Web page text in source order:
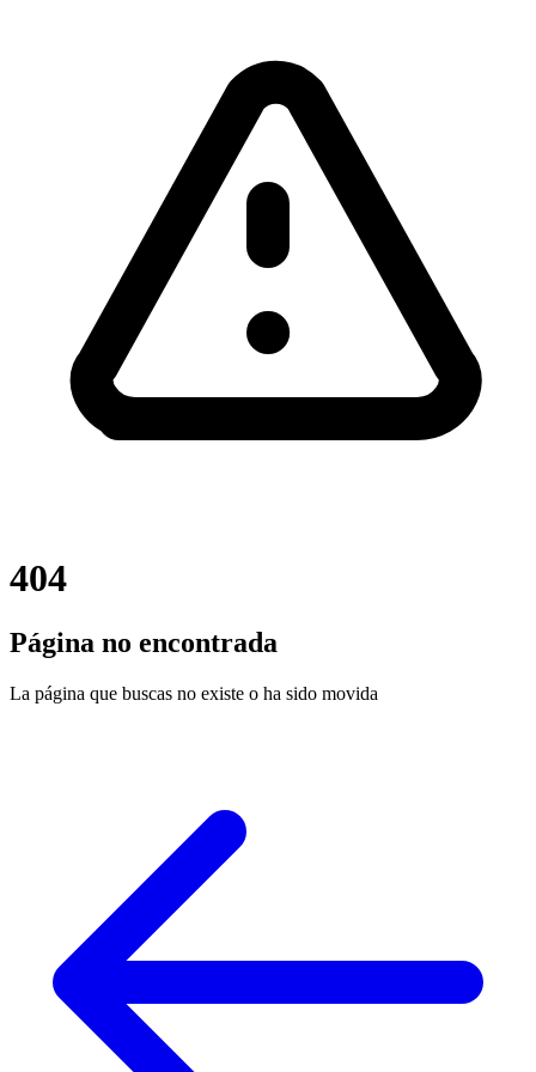
404
Página no encontrada
La página que buscas no existe o ha sido movida